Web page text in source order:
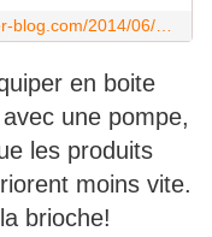
en boite
une pompe,
les produits
moins vite.
brioche!